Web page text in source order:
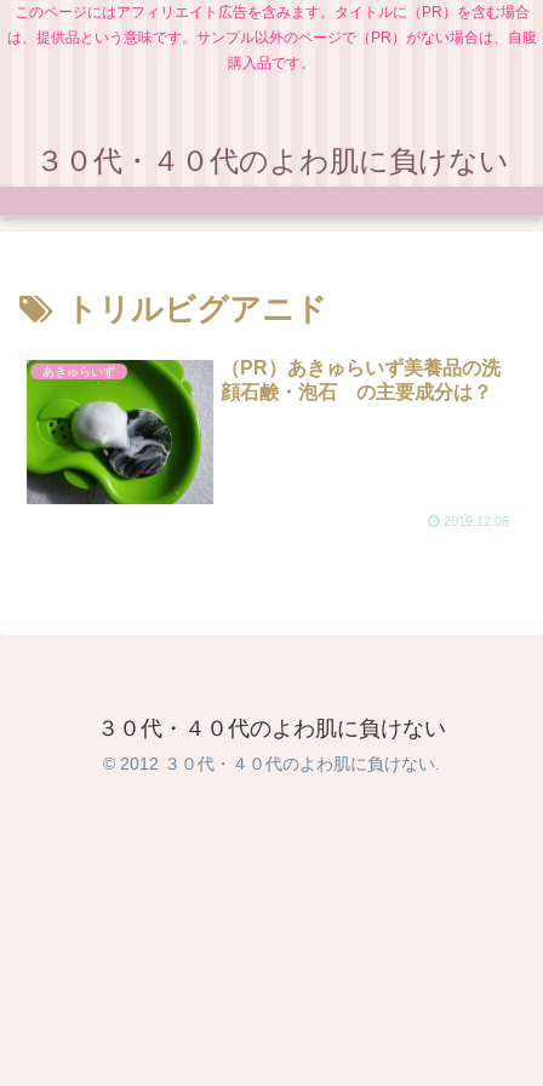
このページにはアフィリエイト広告を含みます。タイトルに（PR）を含む場合
は、提供品という意味です。サンプル以外のページで（PR）がない場合は、自腹
購入品です。
３０代・４０代のよわ肌に負けない
トリルビグアニド
あきゅらいず
（PR）あきゅらいず美養品の洗
顔石鹸・泡石 の主要成分は？
2019.12.08
３０代・４０代のよわ肌に負けない
© 2012 ３０代・４０代のよわ肌に負けない.